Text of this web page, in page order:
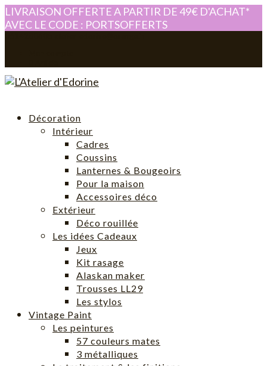
LIVRAISON OFFERTE A PARTIR DE 49€ D'ACHAT*
AVEC LE CODE : PORTSOFFERTS
Décoration
Intérieur
Cadres
Coussins
Lanternes & Bougeoirs
Pour la maison
Accessoires déco
Extérieur
Déco rouillée
Les idées Cadeaux
Jeux
Kit rasage
Alaskan maker
Trousses LL29
Les stylos
Vintage Paint
Les peintures
57 couleurs mates
3 métalliques